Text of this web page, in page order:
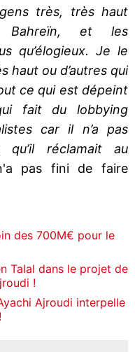
très, très haut
Bahreïn, et les
qu’élogieux. Je le
haut ou d’autres qui
ce qui est dépeint
fait du lobbying
car il n’a pas
réclamait au
pas fini de faire
des 700M€ pour le
Talal dans le projet de
!
Ajroudi interpelle